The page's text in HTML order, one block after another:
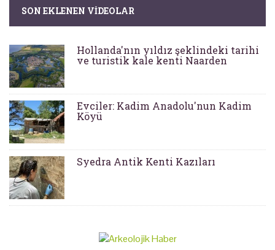
SON EKLENEN VIDEOLAR
Hollanda'nın yıldız şeklindeki tarihi
ve turistik kale kenti Naarden
Evciler: Kadim Anadolu'nun Kadim
Köyü
Syedra Antik Kenti Kazıları